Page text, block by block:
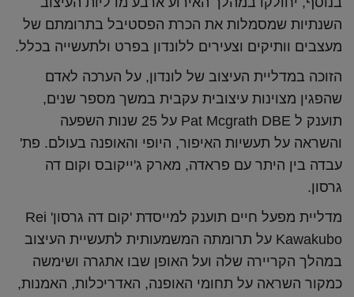
השנתיות שמסמלות את הכרת הפסטיבל בתרומתם של
מעצבים וותיקים וצעירים ללונדון בפרט ולתעשייה בכלל.
הזוכה במדליית העיצוב של לונדון, על הערכה לאדם
שהפגין מצוינות עיצובית עקבית במשך מספר שנים,
תוענק ל Pat Mcgrath DBE על 25 שנות השפעה
והשראה על תעשיות האיפור, היופי והאופנה בעולם. פת'
עבדה בין היתר עם פראדה, מארק ג'ייקובס וקום דה
גרסון.
מדליית מפעל חיים תוענק למייסדת 'קום דה גרסון' Rei
Kawakubo על תרומתה המשמעותית לתעשיית העיצוב
במהלך הקריירה שלה ועל האופן שבו אתגרה ושימשה
כמקור השראה על תחומי האופנה, האדריכלות, האמנות,